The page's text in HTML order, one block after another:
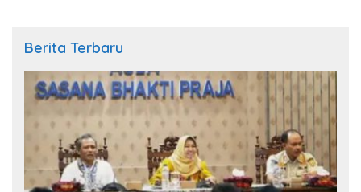
Berita Terbaru